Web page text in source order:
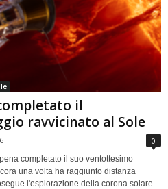
il
ravvicinato al Sole
0
completato il suo ventottesimo
una volta ha raggiunto distanza
l'esplorazione della corona solare